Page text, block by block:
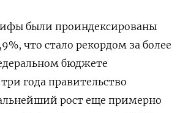
были проиндексированы
что стало рекордом за более
бюджете
года правительство
рост еще примерно